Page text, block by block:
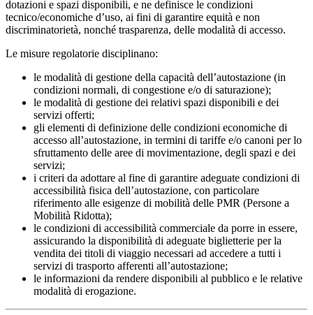
dotazioni e spazi disponibili, e ne definisce le condizioni
tecnico/economiche d’uso, ai fini di garantire equità e non
discriminatorietà, nonché trasparenza, delle modalità di accesso.
Le misure regolatorie disciplinano:
le modalità di gestione della capacità dell’autostazione (in
condizioni normali, di congestione e/o di saturazione);
le modalità di gestione dei relativi spazi disponibili e dei
servizi offerti;
gli elementi di definizione delle condizioni economiche di
accesso all’autostazione, in termini di tariffe e/o canoni per lo
sfruttamento delle aree di movimentazione, degli spazi e dei
servizi;
i criteri da adottare al fine di garantire adeguate condizioni di
accessibilità fisica dell’autostazione, con particolare
riferimento alle esigenze di mobilità delle PMR (Persone a
Mobilità Ridotta);
le condizioni di accessibilità commerciale da porre in essere,
assicurando la disponibilità di adeguate biglietterie per la
vendita dei titoli di viaggio necessari ad accedere a tutti i
servizi di trasporto afferenti all’autostazione;
le informazioni da rendere disponibili al pubblico e le relative
modalità di erogazione.